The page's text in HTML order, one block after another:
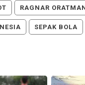
RAGNAR
SEPAK BOLA